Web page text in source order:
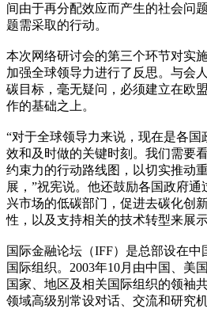
间由于再分配效应而产生的社会问
题需采取的行动。
本次网络研讨会的第三个环节对实
加强全球领导力进行了反思。与会
碳目标，毫无疑问，必须建立在欧
作的基础之上。
“对于全球领导力来说，现在是各
效和及时做的关键时刻。我们需要
约束力的行动路线图，以切实推动
展，”祝宪说。他还鼓励各国政府
兴市场的低碳部门，促进去碳化创
性，以及支持相关的技术转型来展示
国际金融论坛（IFF）是总部设在
国际组织。2003年10月由中国、美
国家、地区及相关国际组织的领袖
领域高级别常设对话、交流和研究